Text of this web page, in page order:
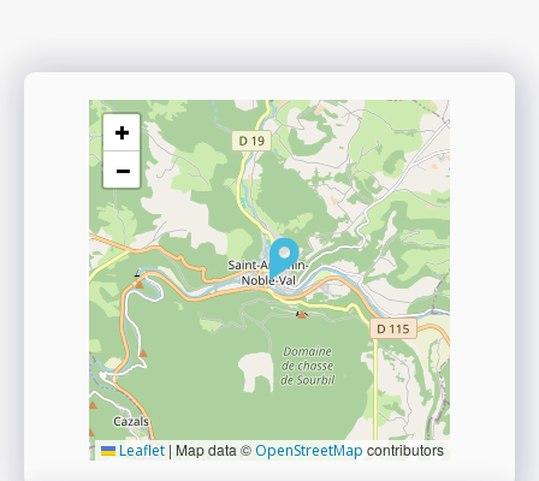
+
−
Leaflet | Map data © OpenStreetMap contributors